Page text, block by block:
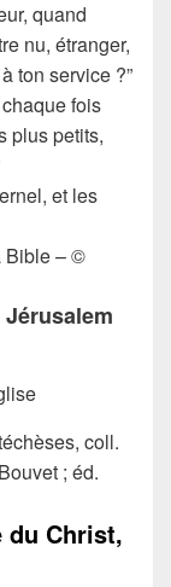
quand
nu, étranger,
ton service ?”
fois
plus petits,
et les
Bible – ©
coll.
; éd.
du Christ,